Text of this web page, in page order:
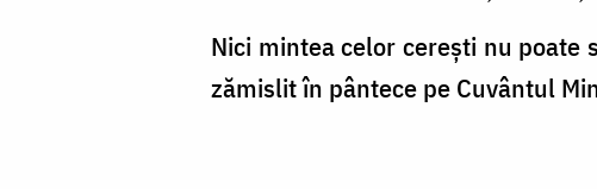
Nici mintea celor cereşti nu poate
zămislit în pân­tece pe Cuvântul